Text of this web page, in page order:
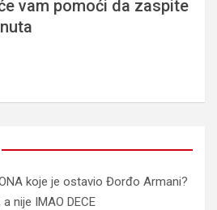
vam pomoći da zaspite
koje je ostavio Đorđo Armani?
nije IMAO DECE